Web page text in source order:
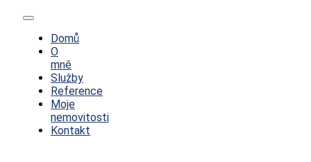
Toggle
NavigationDomů
O
mně
Služby
Reference
Moje
nemovitosti
Kontakt